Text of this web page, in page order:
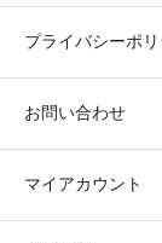
プライバシーポ
お問い合わせ
マイアカウント